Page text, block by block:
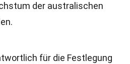
der australischen
für die Festlegung